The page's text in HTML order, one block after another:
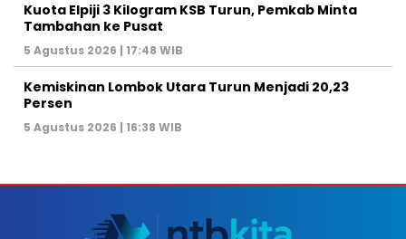
Kuota Elpiji 3 Kilogram KSB Turun, Pemkab Minta
Tambahan ke Pusat
5 Agustus 2026 | 17:48 WIB
Kemiskinan Lombok Utara Turun Menjadi 20,23
Persen
5 Agustus 2026 | 16:38 WIB